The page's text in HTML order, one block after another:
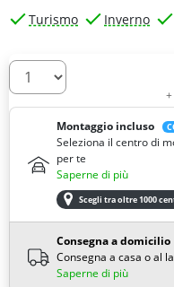
Turismo Inverno
Quantità
Montaggio incluso
Seleziona il centro di
per te
Saperne di più
Scegli tra oltre 1000
Consegna a domicilio
Consegna a casa o al
Saperne di più